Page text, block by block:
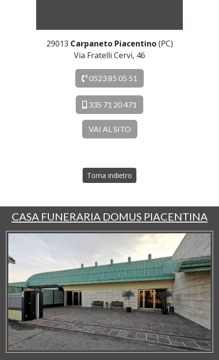
29013 Carpaneto Piacentino(PC)
Via Fratelli Cervi, 46
0523 85 05 51
335 71 20 471
VAI AL SITO
Torna indietro
CASA FUNERARIA DOMUS PIACENTINA